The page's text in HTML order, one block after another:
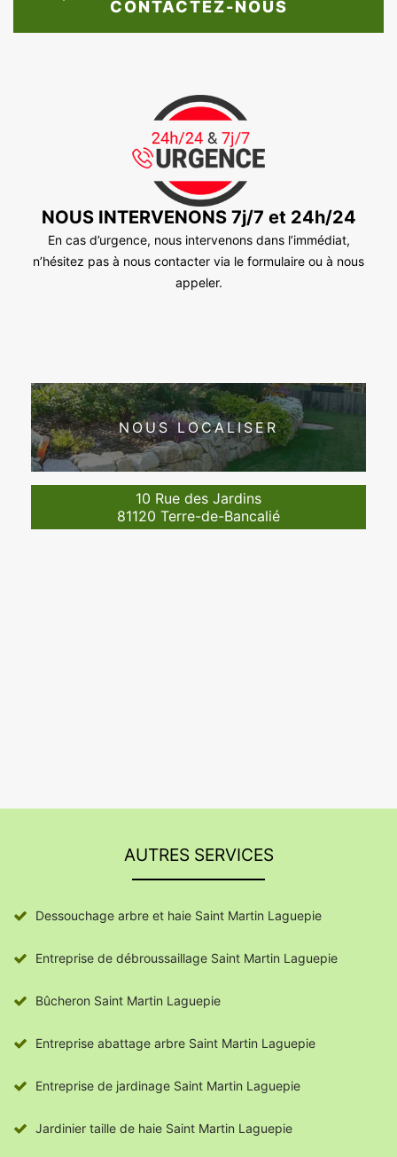
CONTACTEZ-NOUS
NOUS INTERVENONS 7j/7 et 24h/24
En cas d’urgence, nous intervenons dans l’immédiat,
n’hésitez pas à nous contacter via le formulaire ou à nous
appeler.
NOUS LOCALISER
10 Rue des Jardins
81120 Terre-de-Bancalié
AUTRES SERVICES
Dessouchage arbre et haie Saint Martin Laguepie
Entreprise de débroussaillage Saint Martin Laguepie
Bûcheron Saint Martin Laguepie
Entreprise abattage arbre Saint Martin Laguepie
Entreprise de jardinage Saint Martin Laguepie
Jardinier taille de haie Saint Martin Laguepie